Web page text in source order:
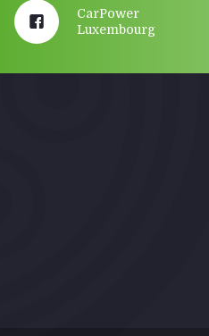
CarPower
Luxembourg